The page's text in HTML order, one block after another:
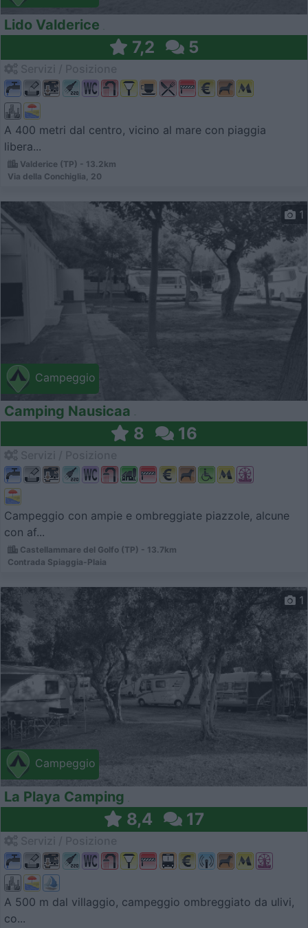
Lido Valderice
7,2 5
A 400 metri dal centro, vicino al mare con piaggia
libera...
Valderice (TP) - 13.2km
Via della Conchiglia, 20
Campeggio
1
Camping Nausicaa
8 16
Campeggio con ampie e ombreggiate piazzole, alcune
con af...
Castellammare del Golfo (TP) - 13.7km
Contrada Spiaggia-Plaia
Campeggio
1
La Playa Camping
8,4 17
A 500 m dal villaggio, campeggio ombreggiato da ulivi,
co...